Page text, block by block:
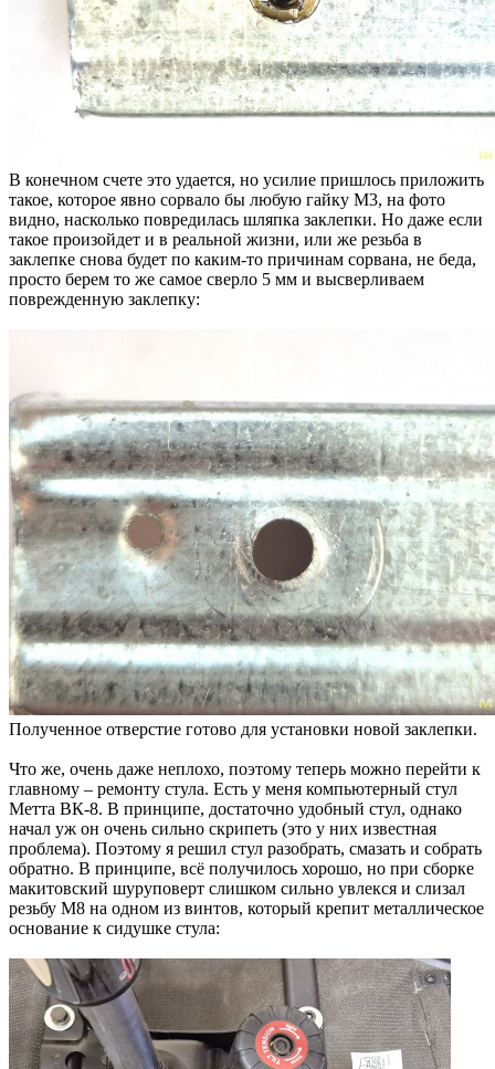
В конечном счете это удается, но усилие пришлось приложить
такое, которое явно сорвало бы любую гайку М3, на фото
видно, насколько повредилась шляпка заклепки. Но даже если
такое произойдет и в реальной жизни, или же резьба в
заклепке снова будет по каким-то причинам сорвана, не беда,
просто берем то же самое сверло 5 мм и высверливаем
поврежденную заклепку:
Полученное отверстие готово для установки новой заклепки.
Что же, очень даже неплохо, поэтому теперь можно перейти к
главному – ремонту стула. Есть у меня компьютерный стул
Метта ВК-8. В принципе, достаточно удобный стул, однако
начал уж он очень сильно скрипеть (это у них известная
проблема). Поэтому я решил стул разобрать, смазать и собрать
обратно. В принципе, всё получилось хорошо, но при сборке
макитовский шуруповерт слишком сильно увлекся и слизал
резьбу М8 на одном из винтов, который крепит металлическое
основание к сидушке стула: